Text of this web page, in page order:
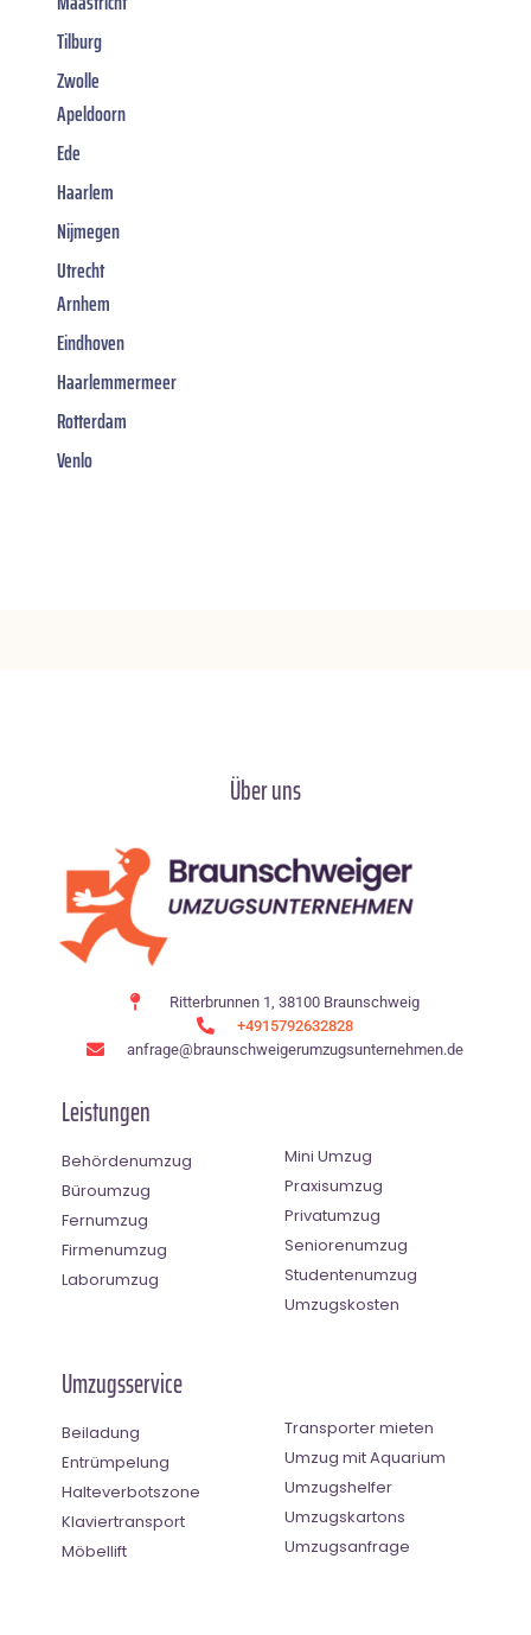
Tilburg
Zwolle
Apeldoorn
Ede
Haarlem
Nijmegen
Utrecht
Arnhem
Eindhoven
Haarlemmermeer
Rotterdam
Venlo
Über uns
Ritterbrunnen 1, 38100 Braunschweig
+4915792632828
anfrage@braunschweigerumzugsunternehmen.de
Leistungen
Behördenumzug
Büroumzug
Fernumzug
Firmenumzug
Laborumzug
Mini Umzug
Praxisumzug
Privatumzug
Seniorenumzug
Studentenumzug
Umzugskosten
Umzugsservice
Beiladung
Entrümpelung
Halteverbotszone
Klaviertransport
Möbellift
Transporter mieten
Umzug mit Aquarium
Umzugshelfer
Umzugskartons
Umzugsanfrage